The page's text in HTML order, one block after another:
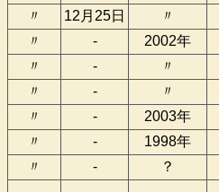
〃
12月25日 〃
〃
- 2002年
〃
- 〃
〃
- 〃
〃
- 2003年
〃
- 1998年
〃
- ？